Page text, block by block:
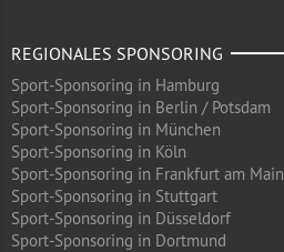
REGIONALES SPONSORING
Sport-Sponsoring in Hamburg
Sport-Sponsoring in Berlin / Potsdam
Sport-Sponsoring in München
Sport-Sponsoring in Köln
Sport-Sponsoring in Frankfurt am Main
Sport-Sponsoring in Stuttgart
Sport-Sponsoring in Düsseldorf
Sport-Sponsoring in Dortmund